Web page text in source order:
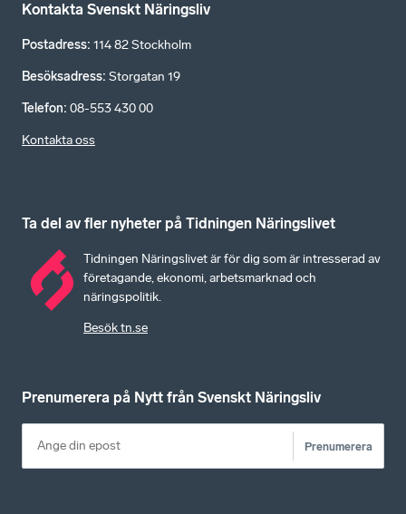
Kontakta Svenskt Näringsliv
Postadress: 114 82 Stockholm
Besöksadress: Storgatan 19
Telefon: 08-553 430 00
Kontakta oss
Ta del av fler nyheter på Tidningen Näringslivet
Tidningen Näringslivet är för dig som är intresserad av
företagande, ekonomi, arbetsmarknad och
näringspolitik.
Besök tn.se
Prenumerera på Nytt från Svenskt Näringsliv
Prenumerera